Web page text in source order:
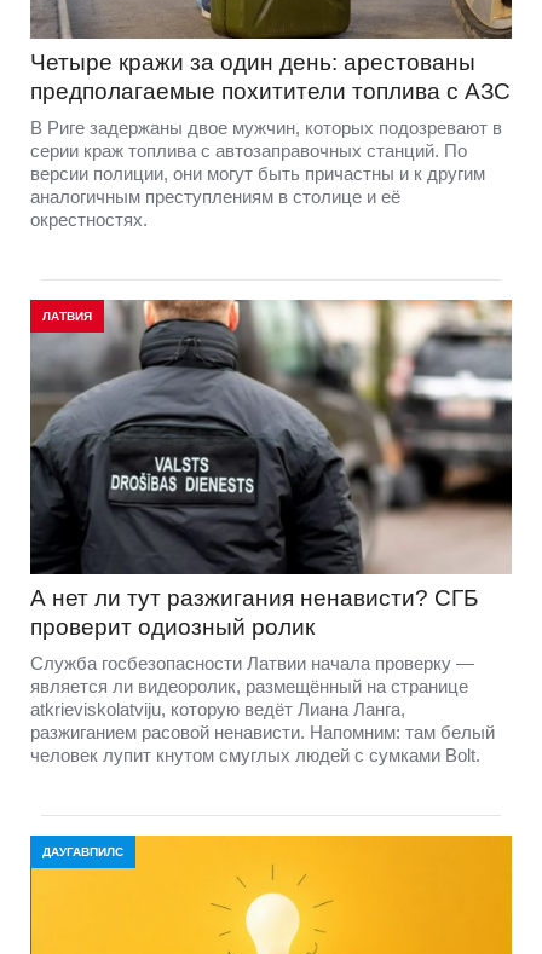
Четыре кражи за один день: арестованы
предполагаемые похитители топлива с АЗС
В Риге задержаны двое мужчин, которых подозревают в
серии краж топлива с автозаправочных станций. По
версии полиции, они могут быть причастны и к другим
аналогичным преступлениям в столице и её
окрестностях.
ЛАТВИЯ
А нет ли тут разжигания ненависти? СГБ
проверит одиозный ролик
Служба госбезопасности Латвии начала проверку —
является ли видеоролик, размещённый на странице
atkrieviskolatviju, которую ведёт Лиана Ланга,
разжиганием расовой ненависти. Напомним: там белый
человек лупит кнутом смуглых людей с сумками Bolt.
ДАУГАВПИЛС